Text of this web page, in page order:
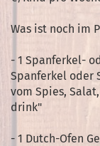
Was ist noch im
- 1 Spanferkel-
Spanferkel oder
vom Spies,
drink"
- 1 Dutch-Ofen